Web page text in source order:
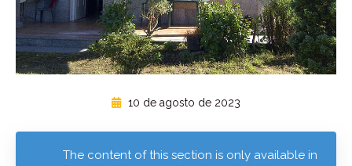
10 de agosto de 2023
The content of this section is only available in